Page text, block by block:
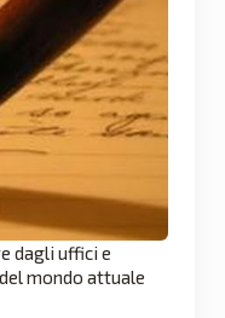
dagli uffici e
mondo attuale